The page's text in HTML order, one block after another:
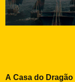
A Casa do Dragão